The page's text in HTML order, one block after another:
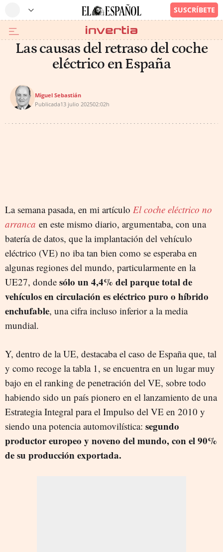
Las causas del retraso del coche
eléctrico en España
Miguel Sebastián
Publicada13 julio 202502:02h
La semana pasada, en mi artículo El coche eléctrico no
arranca en este mismo diario, argumentaba, con una
batería de datos, que la implantación del vehículo
eléctrico (VE) no iba tan bien como se esperaba en
algunas regiones del mundo, particularmente en la
UE27, donde sólo un 4,4% del parque total de
vehículos en circulación es eléctrico puro o híbrido
enchufable, una cifra incluso inferior a la media
mundial.
Y, dentro de la UE, destacaba el caso de España que, tal
y como recoge la tabla 1, se encuentra en un lugar muy
bajo en el ranking de penetración del VE, sobre todo
habiendo sido un país pionero en el lanzamiento de una
Estrategia Integral para el Impulso del VE en 2010 y
siendo una potencia automovilística: segundo
productor europeo y noveno del mundo, con el 90%
de su producción exportada.